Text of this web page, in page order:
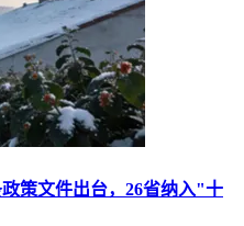
策文件出台，26省纳入"十